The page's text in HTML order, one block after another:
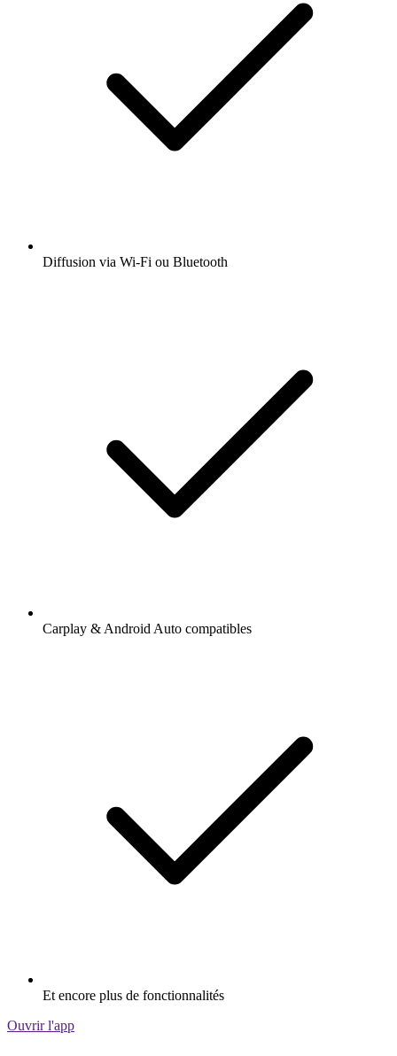
Diffusion via Wi-Fi ou Bluetooth
Carplay & Android Auto compatibles
Et encore plus de fonctionnalités
Ouvrir l'app